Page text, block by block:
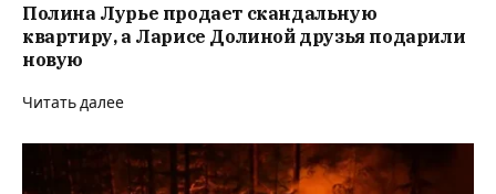
Полина Лурье продает скандальную
квартиру, а Ларисе Долиной друзья подарили
новую
Читать далее